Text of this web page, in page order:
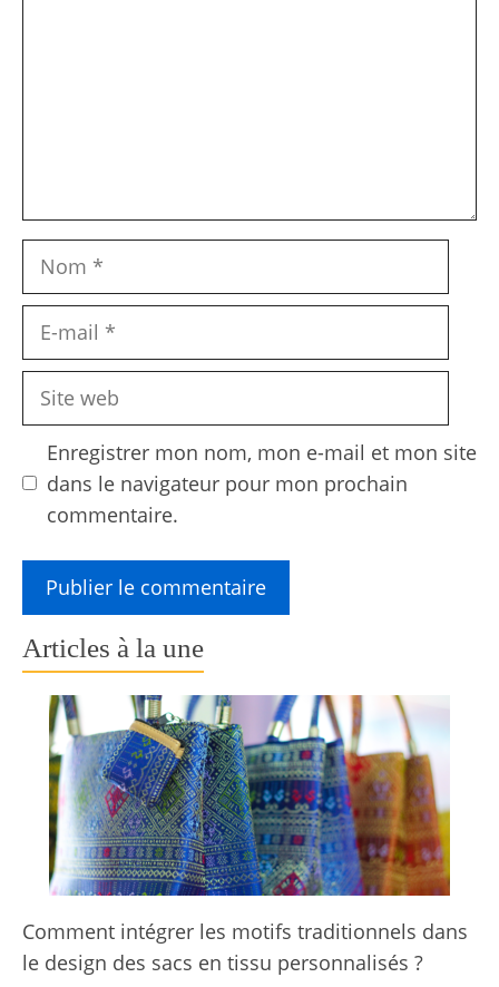
Nom
Site
Enregistrer mon nom, mon e-mail et mon site
dans le navigateur pour mon prochain
commentaire.
Articles à la une
Comment intégrer les motifs traditionnels dans
le design des sacs en tissu personnalisés ?